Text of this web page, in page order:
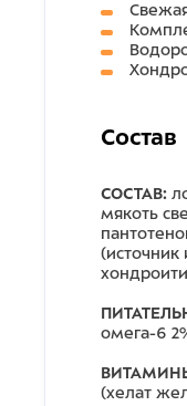
Состав
СОСТАВ:
мякоть
(источник
омега-6
(хелат